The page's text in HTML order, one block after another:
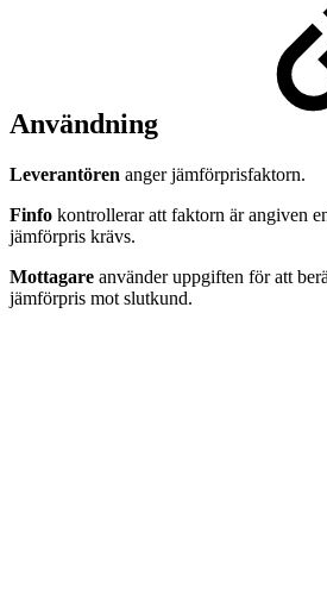
Användning
Leverantören anger jämförprisfaktorn.
Finfo kontrollerar att faktorn är angiven
jämförpris krävs.
Mottagare använder uppgiften för att
jämförpris mot slutkund.